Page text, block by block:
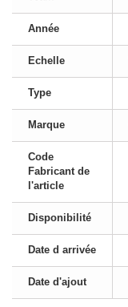
Année
Echelle
Type
Marque
Code
Fabricant de
l'article
Disponibilité
Date d arrivée
Date d'ajout